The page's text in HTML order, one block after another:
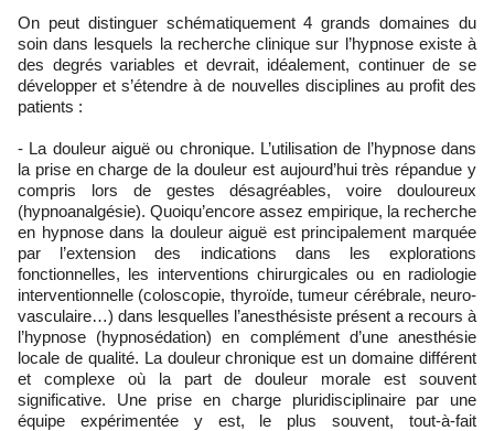
On peut distinguer schématiquement 4 grands domaines du
soin dans lesquels la recherche clinique sur l’hypnose existe à
des degrés variables et devrait, idéalement, continuer de se
développer et s’étendre à de nouvelles disciplines au profit des
patients :
- La douleur aiguë ou chronique. L’utilisation de l’hypnose dans
la prise en charge de la douleur est aujourd’hui très répandue y
compris lors de gestes désagréables, voire douloureux
(hypnoanalgésie). Quoiqu’encore assez empirique, la recherche
en hypnose dans la douleur aiguë est principalement marquée
par l’extension des indications dans les explorations
fonctionnelles, les interventions chirurgicales ou en radiologie
interventionnelle (coloscopie, thyroïde, tumeur cérébrale, neuro-
vasculaire…) dans lesquelles l’anesthésiste présent a recours à
l’hypnose (hypnosédation) en complément d’une anesthésie
locale de qualité. La douleur chronique est un domaine différent
et complexe où la part de douleur morale est souvent
significative. Une prise en charge pluridisciplinaire par une
équipe expérimentée y est, le plus souvent, tout-à-fait